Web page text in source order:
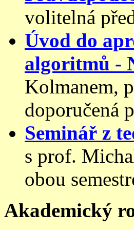
volitelná
Úvod do
algoritmů -
Kolmanem,
doporučená
Seminář z
s prof.
obou
Akademický